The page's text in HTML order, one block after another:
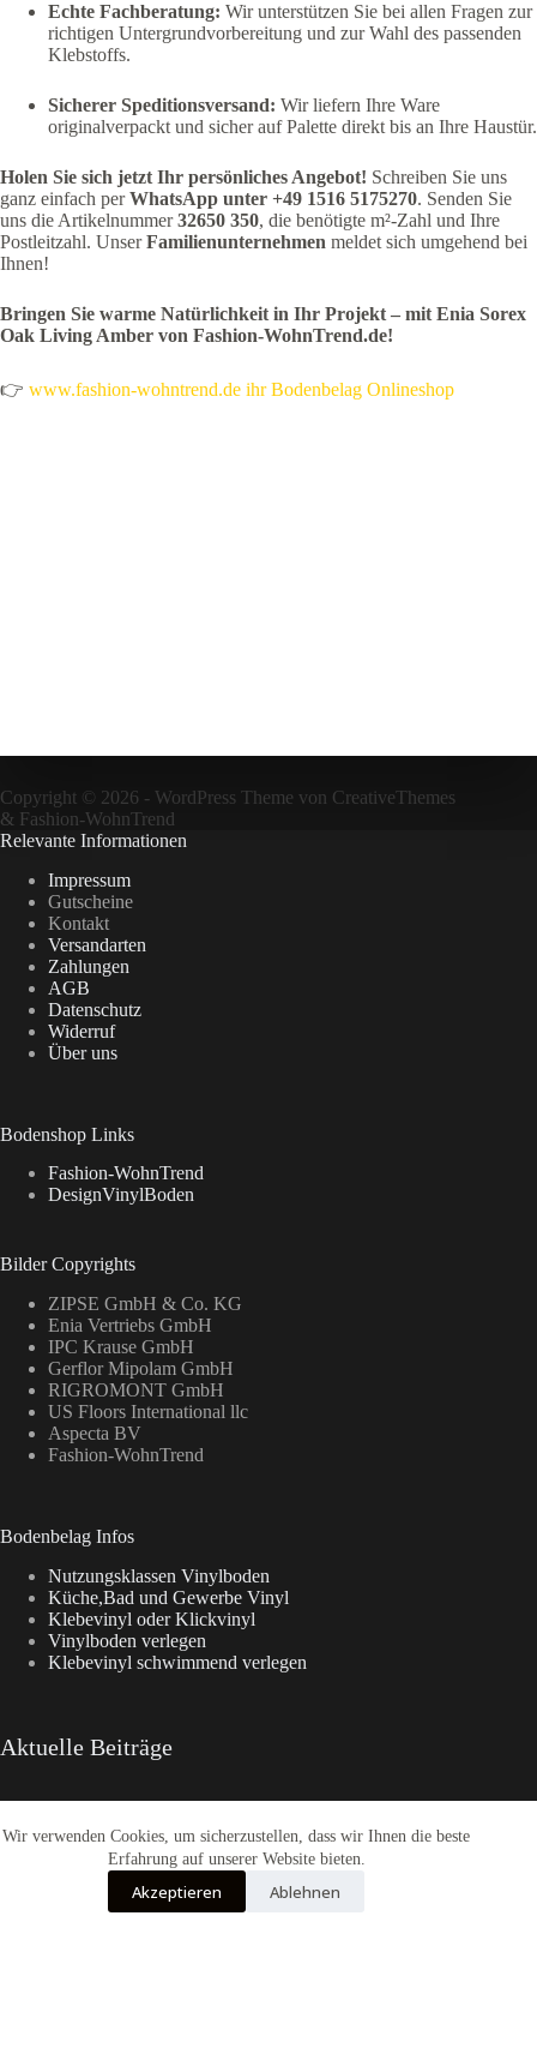
Wir verwenden Cookies, um sicherzustellen, dass wir Ihnen die beste
Erfahrung auf unserer Website bieten.
Akzeptieren Ablehnen
Echte Fachberatung: Wir unterstützen Sie bei allen Fragen zur
richtigen Untergrundvorbereitung und zur Wahl des passenden
Klebstoffs.
Sicherer Speditionsversand: Wir liefern Ihre Ware
originalverpackt und sicher auf Palette direkt bis an Ihre Haustür.
Holen Sie sich jetzt Ihr persönliches Angebot! Schreiben Sie uns
ganz einfach perWhatsApp unter +49 1516 5175270. Senden Sie
uns die Artikelnummer32650 350, die benötigte m²-Zahl und Ihre
Postleitzahl. UnserFamilienunternehmen meldet sich umgehend bei
Ihnen!
Bringen Sie warme Natürlichkeit in Ihr Projekt – mit Enia Sorex
Oak Living Amber von Fashion-WohnTrend.de!
👉 www.fashion-wohntrend.de ihr Bodenbelag Onlineshop
Copyright © 2026 - WordPress Theme von CreativeThemes
& Fashion-WohnTrend
Relevante Informationen
Impressum
Gutscheine
Kontakt
Versandarten
Zahlungen
AGB
Datenschutz
Widerruf
Über uns
Bodenshop Links
Fashion-WohnTrend
DesignVinylBoden
Bilder Copyrights
ZIPSE GmbH & Co. KG
Enia Vertriebs GmbH
IPC Krause GmbH
Gerflor Mipolam GmbH
RIGROMONT GmbH
US Floors International llc
Aspecta BV
Fashion-WohnTrend
Bodenbelag Infos
Nutzungsklassen Vinylboden
Küche,Bad und Gewerbe Vinyl
Klebevinyl oder Klickvinyl
Vinylboden verlegen
Klebevinyl schwimmend verlegen
Aktuelle Beiträge
Enia Kollektionen im Überblick
CasaNova Vinylboden
Warum sich der Weg zu Fashion-WohnTrend.de lohnt
COREtec® Tytan – Der Designboden